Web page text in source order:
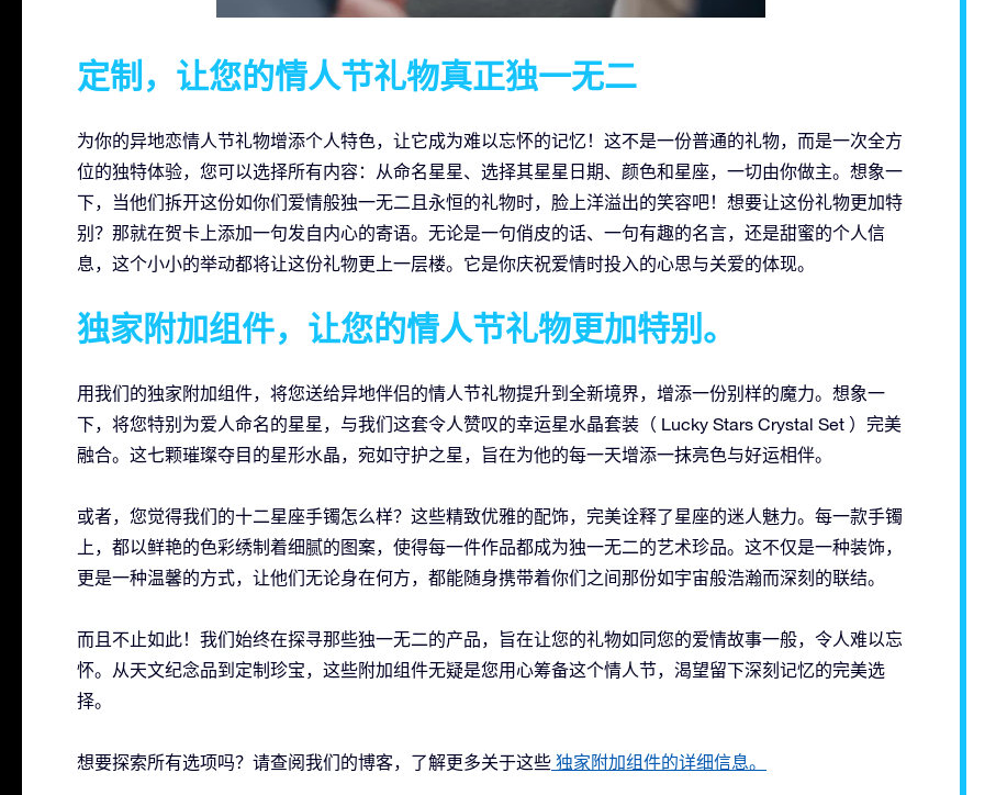
定制，让您的情人节礼物真正独一无二
为你的异地恋情人节礼物增添个人特色，让它成为难以忘怀的记忆！这不是一份普通的礼物，而是一次全方
位的独特体验，您可以选择所有内容：从命名星星、选择其星星日期、颜色和星座，一切由你做主。想象一
下，当他们拆开这份如你们爱情般独一无二且永恒的礼物时，脸上洋溢出的笑容吧！想要让这份礼物更加特
别？那就在贺卡上添加一句发自内心的寄语。无论是一句俏皮的话、一句有趣的名言，还是甜蜜的个人信
息，这个小小的举动都将让这份礼物更上一层楼。它是你庆祝爱情时投入的心思与关爱的体现。
独家附加组件，让您的情人节礼物更加特别。
用我们的独家附加组件，将您送给异地伴侣的情人节礼物提升到全新境界，增添一份别样的魔力。想象一
下，将您特别为爱人命名的星星，与我们这套令人赞叹的幸运星水晶套装（ Lucky Stars Crystal Set ）完美
融合。这七颗璀璨夺目的星形水晶，宛如守护之星，旨在为他的每一天增添一抹亮色与好运相伴。
或者，您觉得我们的十二星座手镯怎么样？这些精致优雅的配饰，完美诠释了星座的迷人魅力。每一款手镯
上，都以鲜艳的色彩绣制着细腻的图案，使得每一件作品都成为独一无二的艺术珍品。这不仅是一种装饰，
更是一种温馨的方式，让他们无论身在何方，都能随身携带着你们之间那份如宇宙般浩瀚而深刻的联结。
而且不止如此！我们始终在探寻那些独一无二的产品，旨在让您的礼物如同您的爱情故事一般，令人难以忘
怀。从天文纪念品到定制珍宝，这些附加组件无疑是您用心筹备这个情人节，渴望留下深刻记忆的完美选
择。
想要探索所有选项吗？请查阅我们的博客，了解更多关于这些 独家附加组件的详细信息。